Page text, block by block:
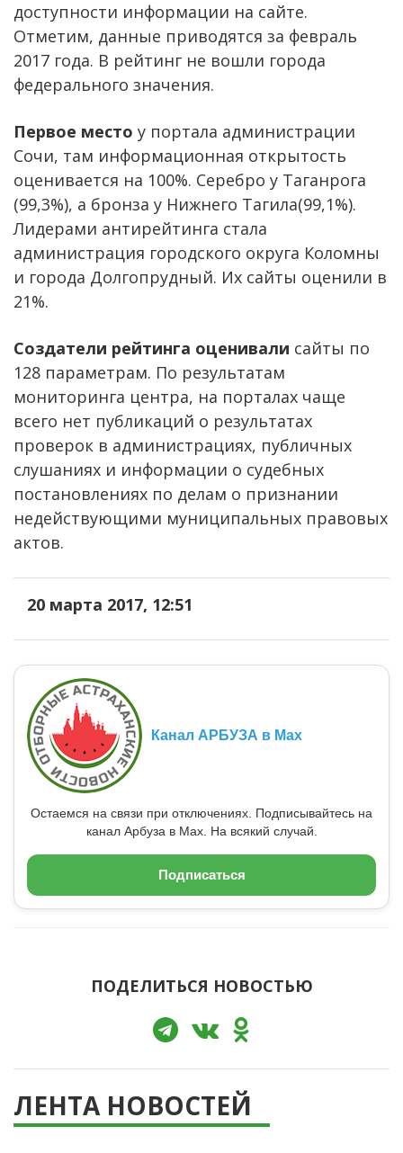
доступности информации на сайте.
Отметим, данные приводятся за февраль
2017 года. В рейтинг не вошли города
федерального значения.
Первое место у портала администрации
Сочи, там информационная открытость
оценивается на 100%. Серебро у Таганрога
(99,3%), а бронза у Нижнего Тагила(99,1%).
Лидерами антирейтинга стала
администрация городского округа Коломны
и города Долгопрудный. Их сайты оценили в
21%.
Создатели рейтинга оценивали сайты по
128 параметрам. По результатам
мониторинга центра, на порталах чаще
всего нет публикаций о результатах
проверок в администрациях, публичных
слушаниях и информации о судебных
постановлениях по делам о признании
недействующими муниципальных правовых
актов.
20 марта 2017, 12:51
Канал АРБУЗА в Max
Остаемся на связи при отключениях. Подписывайтесь на
канал Арбуза в Max. На всякий случай.
Подписаться
ПОДЕЛИТЬСЯ НОВОСТЬЮ
ЛЕНТА НОВОСТЕЙ